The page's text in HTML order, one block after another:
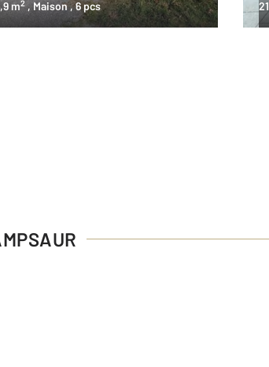
m2 , Maison, 6 pcs